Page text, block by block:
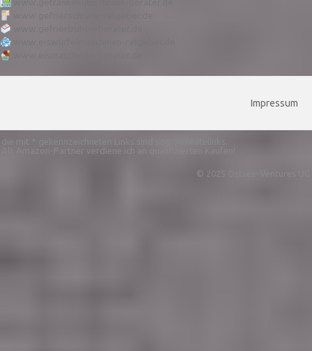
Impressum
Als Amazon-Partner verdiene ich an qualifizierten Käufen!
© 2025 Ostsee-Ventures UG